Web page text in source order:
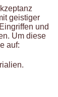
geistiger
und
Um diese
auf: